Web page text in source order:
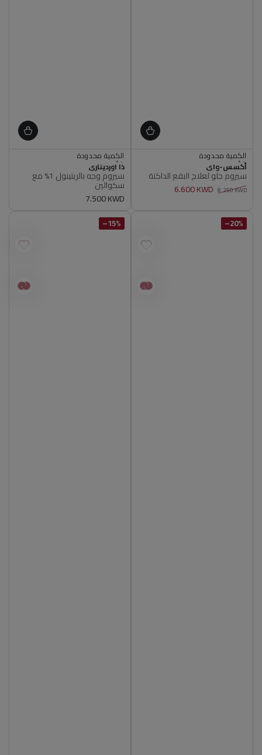
أصلي 100%
الكمية محدودة
أصلي 100%
البائع
أكسس-واي
سيروم جلو لعلاج البقع الداكنة
8.250 KWD
6.600 KWD
أصلي 100%
الكمية محدودة
أصلي 100%
البائع
ذا اورديناري
سيروم وجه بالريتينول 1% مع
سكوالين
سعر
7.500 KWD
20%–
15%–